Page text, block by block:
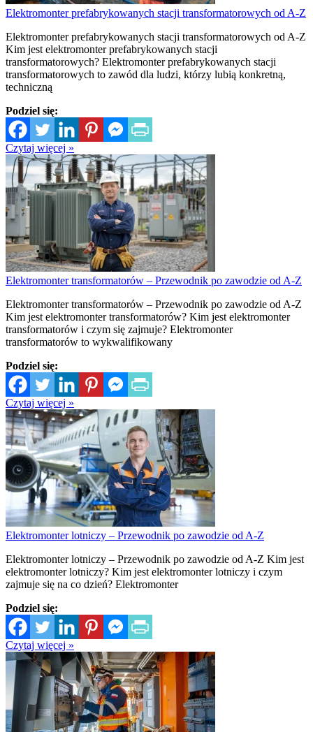
Elektromonter prefabrykowanych stacji transformatorowych od A-Z
Elektromonter prefabrykowanych stacji transformatorowych od A-Z
Kim jest elektromonter prefabrykowanych stacji
transformatorowych? Elektromonter prefabrykowanych stacji
transformatorowych to zawód dla ludzi, którzy lubią konkretną,
techniczną
Podziel się:
Czytaj więcej »
Elektromonter transformatorów – Przewodnik po zawodzie od A-Z
Elektromonter transformatorów – Przewodnik po zawodzie od A-Z
Kim jest elektromonter transformatorów? Kim jest elektromonter
transformatorów i czym się zajmuje? Elektromonter
transformatorów to wykwalifikowany
Podziel się:
Czytaj więcej »
Elektromonter lotniczy – Przewodnik po zawodzie od A-Z
Elektromonter lotniczy – Przewodnik po zawodzie od A-Z Kim jest
elektromonter lotniczy? Kim jest elektromonter lotniczy i czym
zajmuje się na co dzień? Elektromonter
Podziel się:
Czytaj więcej »